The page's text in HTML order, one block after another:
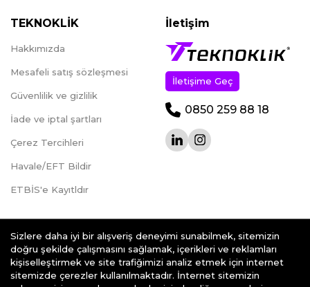
TEKNOKLİK
Hakkımızda
Mesafeli satış sözleşmesi
Güvenlilik ve gizlilik
İade ve iptal şartları
Çerez Tercihleri
Havale/EFT Bildir
ETBİS'e Kayıtldır
İletişim
İletişime Geç
0850 259 88 18
teknoklik.com © 2026 - Her Hakkı Saklıdır.
Sizlere daha iyi bir alışveriş deneyimi sunabilmek, sitemizin
doğru şekilde çalışmasını sağlamak, içerikleri ve reklamları
kişiselleştirmek ve site trafiğimizi analiz etmek için internet
sitemizde çerezler kullanılmaktadır. İnternet sitemizin